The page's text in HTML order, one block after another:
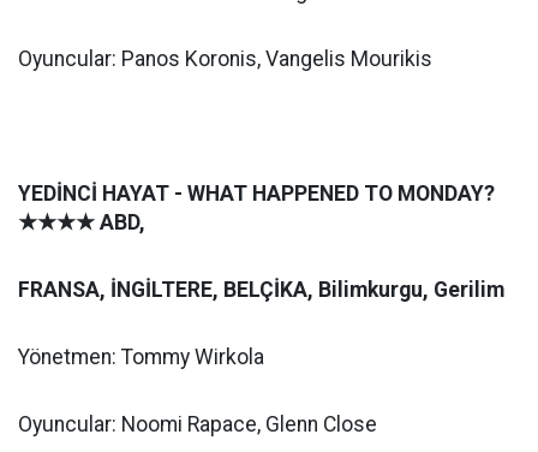
Oyuncular: Panos Koronis, Vangelis Mourikis
YEDİNCİ HAYAT - WHAT HAPPENED TO MONDAY?
★★★★ ABD,
FRANSA, İNGİLTERE, BELÇİKA, Bilimkurgu, Gerilim
Yönetmen: Tommy Wirkola
Oyuncular: Noomi Rapace, Glenn Close